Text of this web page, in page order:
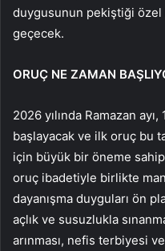
duygusunun pekiştiği
geçecek.
ORUÇ NE ZAMAN
2026 yılında Ramazan
başlayacak ve ilk oruç bu
için büyük bir öneme
oruç ibadetiyle birlikte
dayanışma duyguları ön
açlık ve susuzlukla
arınması, nefis terbiyesi